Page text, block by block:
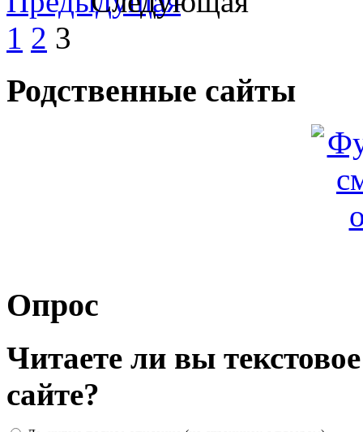
1 2 3
Родственные сайты
Опрос
Читаете ли вы
сайте?